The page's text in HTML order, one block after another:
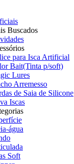
Buscados
para Isca Artificial
Bait(Tinta p/soft)
Lures
Arremesso
de Saia de Silicone
Iscas
água
Soft